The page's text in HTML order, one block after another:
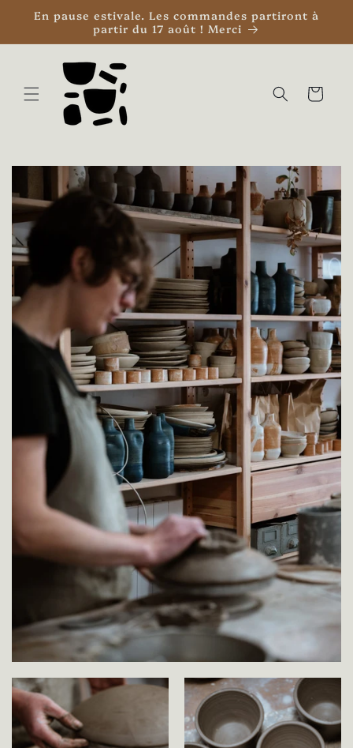
passer
contenu
En pause estivale. Les commandes partiront à
partir du 17 août ! Merci
Panier